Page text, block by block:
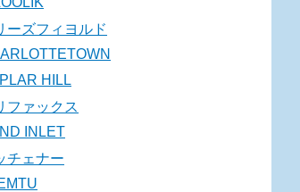
ーズフィヨルド
HILL
ファックス
INLET
チェナー